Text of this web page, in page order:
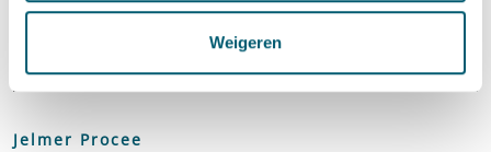
Weigeren
Jelmer Procee